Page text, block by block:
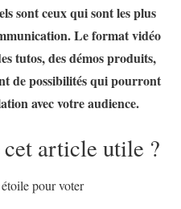
sont ceux qui sont les plus
Le format vidéo
tutos, des démos produits,
de possibilités qui pourront
avec votre audience.
article utile ?
pour voter